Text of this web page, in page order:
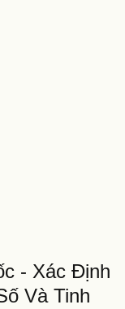
- Xác Định
Và Tinh